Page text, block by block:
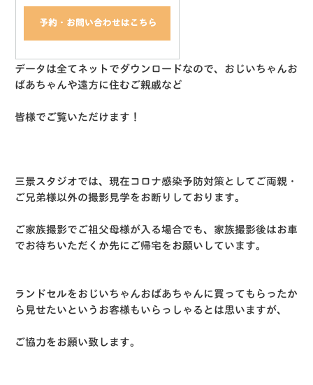
データは全てネットでダウンロードなので、おじいちゃんお
ばあちゃんや遠方に住むご親戚など
皆様でご覧いただけます！
三景スタジオでは、現在コロナ感染予防対策としてご両親・
ご兄弟様以外の撮影見学をお断りしております。
ご家族撮影でご祖父母様が入る場合でも、家族撮影後はお車
でお待ちいただくか先にご帰宅をお願いしています。
ランドセルをおじいちゃんおばあちゃんに買ってもらったか
ら見せたいというお客様もいらっしゃるとは思いますが、
ご協力をお願い致します。